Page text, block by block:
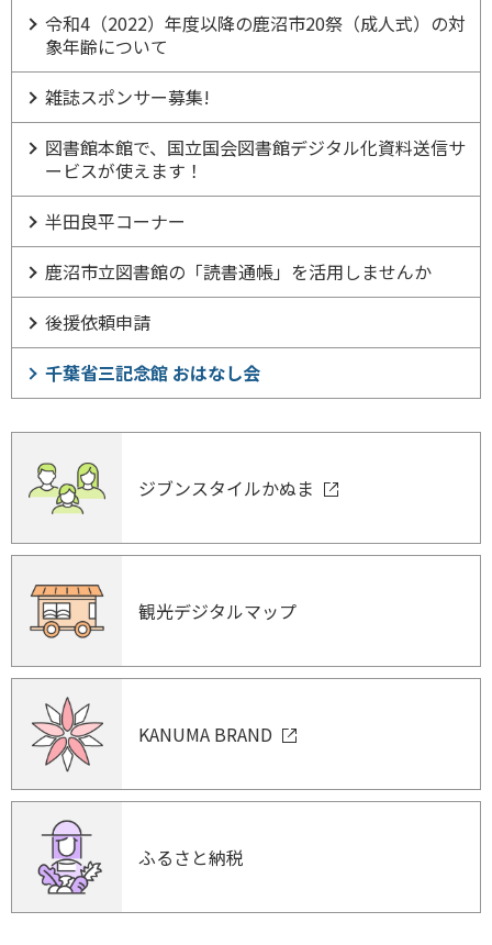
令和4（2022）年度以降の鹿沼市20祭（成人式）の対
象年齢について
雑誌スポンサー募集!
図書館本館で、国立国会図書館デジタル化資料送信サ
ービスが使えます！
半田良平コーナー
鹿沼市立図書館の「読書通帳」を活用しませんか
後援依頼申請
千葉省三記念館 おはなし会
ジブンスタイルかぬま
観光デジタルマップ
KANUMA BRAND
ふるさと納税